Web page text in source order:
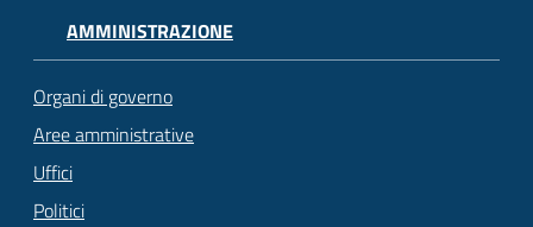
AMMINISTRAZIONE
Organi di governo
Aree amministrative
Uffici
Politici